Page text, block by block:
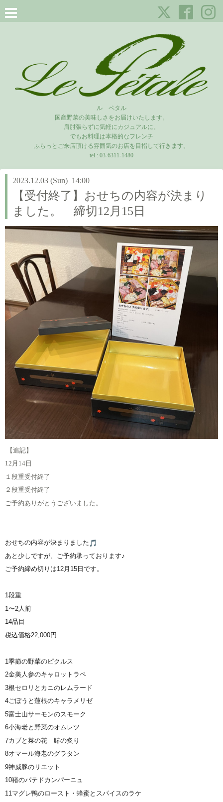
ル ペタル
国産野菜の美味しさをお届けいたします。
肩肘張らずに気軽にカジュアルに。
でもお料理は本格的なフレンチ
ふらっとご来店頂ける雰囲気のお店を目指して行きます。
tel : 03-6311-1480
2023.12.03 (Sun) 14:00
【受付終了】おせちの内容が決まり
ました。 締切12月15日
【追記】
12月14日
１段重受付終了
２段重受付終了
ご予約ありがとうございました。
おせちの内容が決まりました
あと少しですが、ご予約承っております♪
ご予約締め切りは12月15日です。
1段重
1〜2人前
14品目
税込価格22,000円
1季節の野菜のピクルス
2金美人参のキャロットラペ
3根セロリとカニのレムラード
4ごぼうと蓮根のキャラメリゼ
5富士山サーモンのスモーク
6小海老と野菜のオムレツ
7カブと菜の花 鰆の炙り
8オマール海老のグラタン
9神威豚のリエット
10猪のパテドカンパーニュ
11マグレ鴨のロースト・蜂蜜とスパイスのラケ